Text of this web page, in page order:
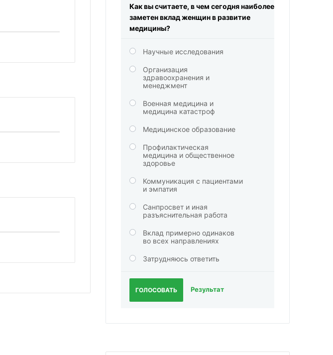
Как вы считаете, в чем сегодня наиболее
заметен вклад женщин в развитие
медицины?
Научные исследования
Организация
здравоохранения и
менеджмент
Военная медицина и
медицина катастроф
Медицинское образование
Профилактическая
медицина и общественное
здоровье
Коммуникация с пациентами
и эмпатия
Санпросвет и иная
разъяснительная работа
Вклад примерно одинаков
во всех направлениях
Затрудняюсь ответить
ГОЛОСОВАТЬ Результат